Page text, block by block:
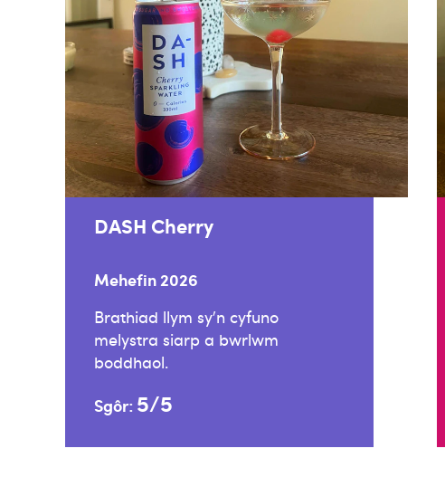
DASH Cherry
Mehefin 2026
Brathiad llym sy’n cyfuno
melystra siarp a bwrlwm
boddhaol.
Sgôr: 5/5